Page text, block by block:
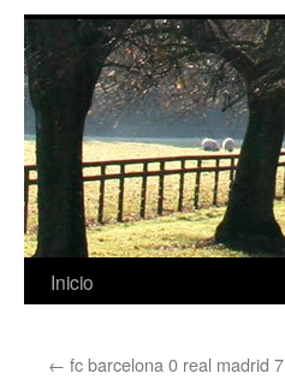
Saltar
contenido
Inicio
← fc barcelona 0 real madrid 7